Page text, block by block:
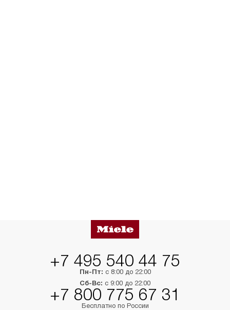
+7 495 540 44 75
Пн-Пт: с 8:00 до 22:00
Сб-Вс: с 9:00 до 22:00
+7 800 775 67 31
Бесплатно по России